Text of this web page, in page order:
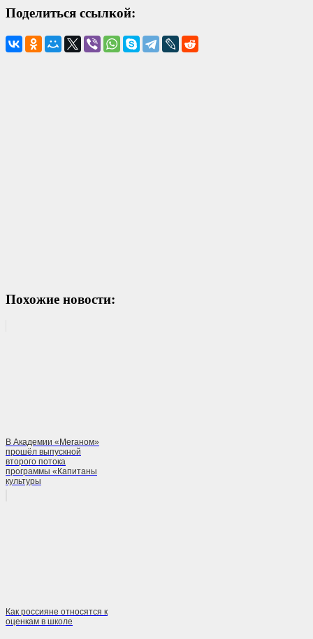
Поделиться ссылкой:
Похожие новости:
В Академии «Меганом»
прошёл выпускной
второго потока
программы «Капитаны
культуры
Как россияне относятся к
оценкам в школе